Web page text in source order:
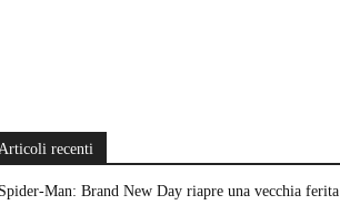
recenti
Spider-Man: Brand New Day riapre una vecchia ferita